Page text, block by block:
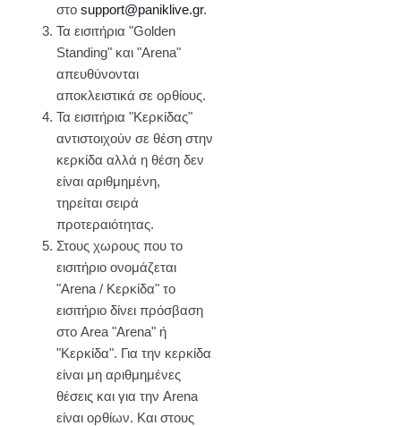
στο support@paniklive.gr.
Τα εισιτήρια "Golden
Standing" και "Arena"
απευθύνονται
αποκλειστικά σε ορθίους.
Τα εισιτήρια "Κερκίδας"
αντιστοιχούν σε θέση στην
κερκίδα αλλά η θέση δεν
είναι αριθμημένη,
τηρείται σειρά
προτεραιότητας.
Στους χωρους που το
εισιτήριο ονομάζεται
"Arena / Κερκίδα" το
εισιτήριο δίνει πρόσβαση
στο Area "Arena" ή
"Κερκίδα". Για την κερκίδα
είναι μη αριθμημένες
θέσεις και για την Arena
είναι ορθίων. Και στους